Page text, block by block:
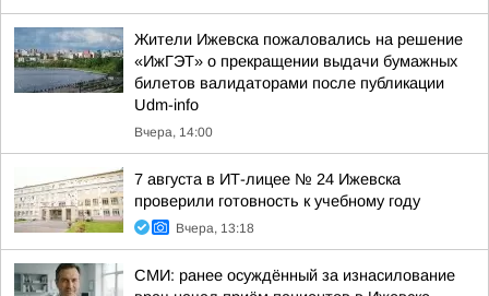
Жители Ижевска пожаловались на решение
«ИжГЭТ» о прекращении выдачи бумажных
билетов валидаторами после публикации
Udm-info
Вчера, 14:00
7 августа в ИТ-лицее № 24 Ижевска
проверили готовность к учебному году
Вчера, 13:18
СМИ: ранее осуждённый за изнасилование